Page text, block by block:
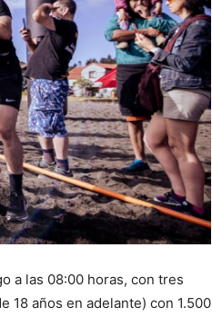
a las 08:00 horas, con tres
18 años en adelante) con 1.500